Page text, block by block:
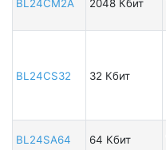
BL24CM2A 2048 Кбит
BL24CS32 32 Кбит
BL24SA64 64 Кбит